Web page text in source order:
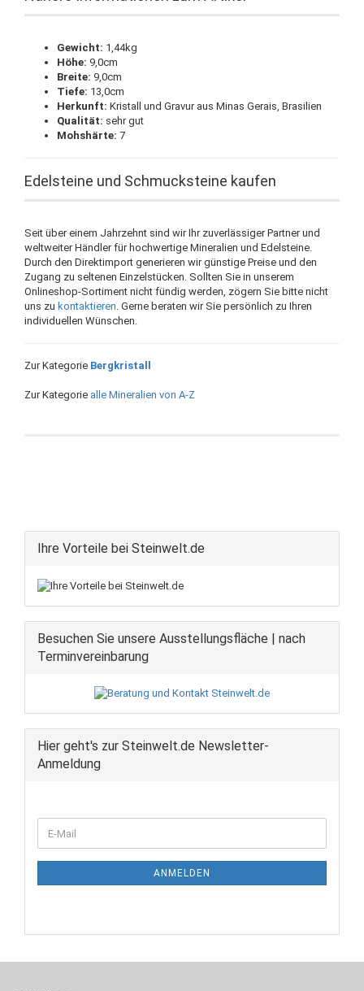
Gewicht: 1,44kg
Höhe: 9,0cm
Breite: 9,0cm
Tiefe: 13,0cm
Herkunft: Kristall und Gravur aus Minas Gerais, Brasilien
Qualität: sehr gut
Mohshärte: 7
Edelsteine und Schmucksteine kaufen
Seit über einem Jahrzehnt sind wir Ihr zuverlässiger Partner und
weltweiter Händler für hochwertige Mineralien und Edelsteine.
Durch den Direktimport generieren wir günstige Preise und den
Zugang zu seltenen Einzelstücken. Sollten Sie in unserem
Onlineshop-Sortiment nicht fündig werden, zögern Sie bitte nicht
uns zu kontaktieren. Gerne beraten wir Sie persönlich zu Ihren
individuellen Wünschen.
Zur Kategorie Bergkristall
Zur Kategorie alle Mineralien von A-Z
Ihre Vorteile bei Steinwelt.de
Besuchen Sie unsere Ausstellungsfläche | nach
Terminvereinbarung
Hier geht's zur Steinwelt.de Newsletter-
Anmeldung
ZUR
E-
Mail
ANMELDEN